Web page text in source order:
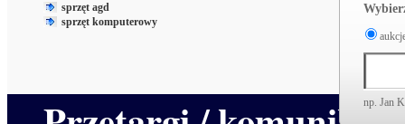
sprzęt agd
sprzęt komputerowy
np. Jan